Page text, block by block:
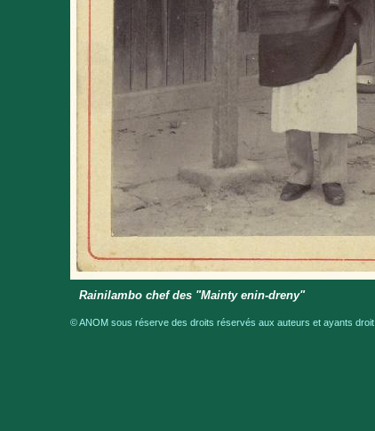
Rainilambo chef des "Mainty enin-dreny"
© ANOM sous réserve des droits réservés aux auteurs et ayants droit